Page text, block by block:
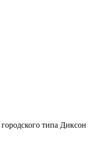
типа Диксон